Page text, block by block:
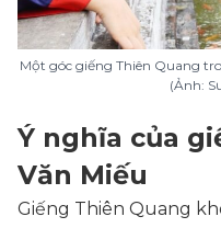
Một góc giếng Thiên Quang
(Ảnh:
Ý nghĩa của
Văn Miếu
Giếng Thiên Quang